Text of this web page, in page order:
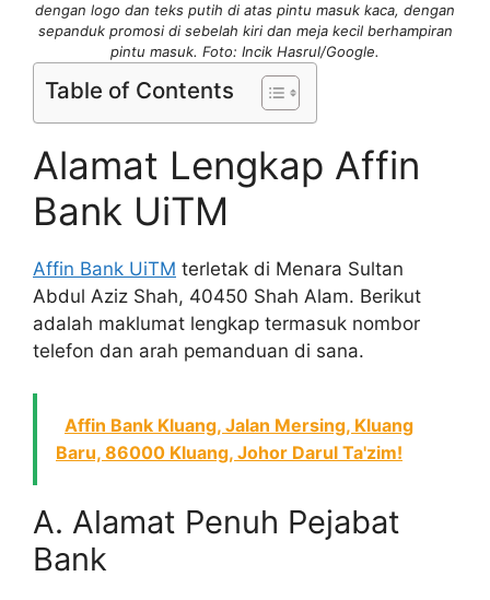
dengan logo dan teks putih di atas pintu masuk kaca, dengan
sepanduk promosi di sebelah kiri dan meja kecil berhampiran
pintu masuk. Foto: Incik Hasrul/Google.
Table of Contents
Alamat Lengkap Affin
Bank UiTM
Affin Bank UiTM terletak di Menara Sultan
Abdul Aziz Shah, 40450 Shah Alam. Berikut
adalah maklumat lengkap termasuk nombor
telefon dan arah pemanduan di sana.
Affin Bank Kluang, Jalan Mersing, Kluang
Baru, 86000 Kluang, Johor Darul Ta'zim!
A. Alamat Penuh Pejabat
Bank